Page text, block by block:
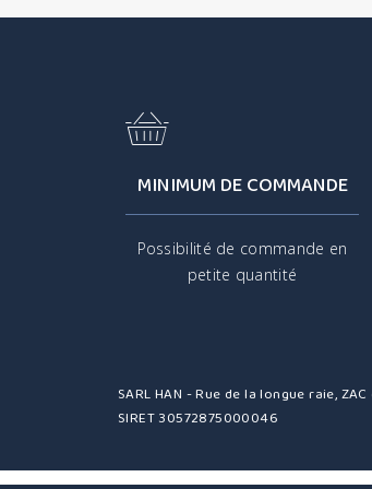
MINIMUM DE COMMANDE
Possibilité de commande en
petite quantité
SARL HAN - Rue de la longue raie,
SIRET 30572875000046